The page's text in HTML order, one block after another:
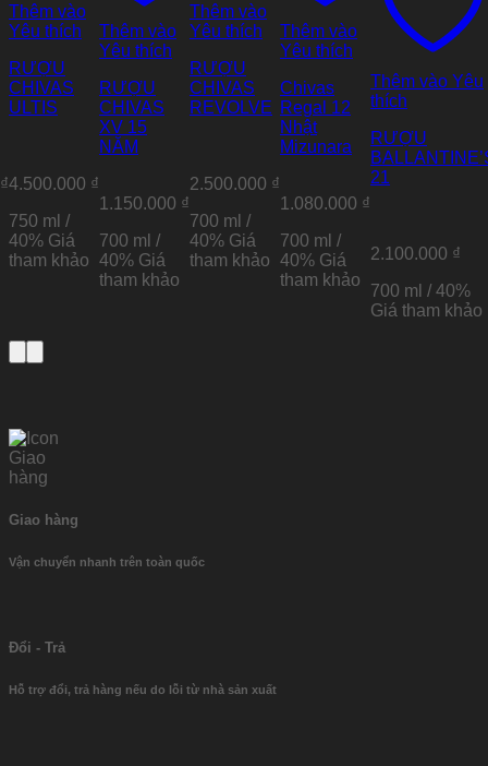
Thêm vào
Yêu thích
RƯỢU
CHIVAS
ULTIS
4.500.000 ₫
750 ml /
40%Giá
tham khảo
Thêm vào
Yêu thích
RƯỢU
CHIVAS
XV 15
NĂM
1.150.000 ₫
700 ml /
40% Giá
tham khảo
Thêm vào
Yêu thích
RƯỢU
CHIVAS
REVOLVE
2.500.000 ₫
700 ml /
40% Giá
tham khảo
Thêm vào
Yêu thích
Chivas
Regal 12
Nhật
Mizunara
1.080.000 ₫
700 ml /
40% Giá
tham khảo
Thêm vào Yêu
thích
RƯỢU
21
2.100.000 ₫
700 ml / 40%
Giá tham khảo
₫
Giao hàng
Vận chuyển nhanh trên toàn quốc
Đổi - Trả
Hỗ trợ đổi, trả hàng nếu do lỗi từ nhà sản xuất